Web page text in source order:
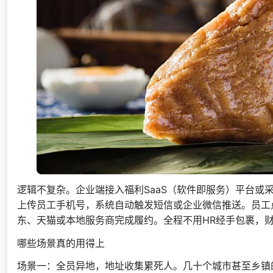
逻辑不复杂。企业端接入福利SaaS（软件即服务）平台或
上传员工手机号，系统自动触发短信或企业微信推送。员
东、天猫或本地服务商完成履约。全程不用HR经手包裹，
哪些场景真的用得上
场景一：全员异地，地址收集累死人。几十个城市甚至乡